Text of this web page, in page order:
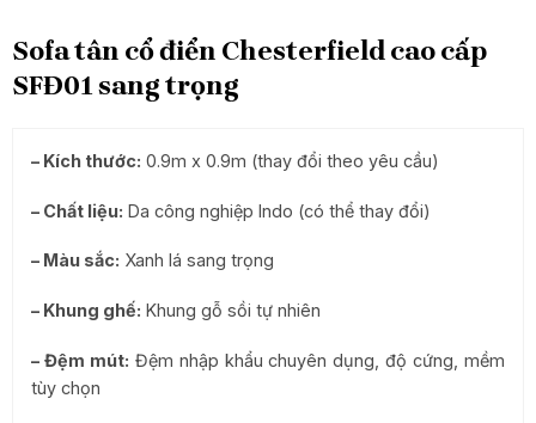
Sofa tân cổ điển Chesterfield cao cấp
SFĐ01 sang trọng
– Kích thước: 0.9m x 0.9m (thay đổi theo yêu cầu)
– Chất liệu: Da công nghiệp Indo (có thể thay đổi)
– Màu sắc: Xanh lá sang trọng
– Khung ghế: Khung gỗ sồi tự nhiên
– Đệm mút: Đệm nhập khẩu chuyên dụng, độ cứng, mềm
tùy chọn